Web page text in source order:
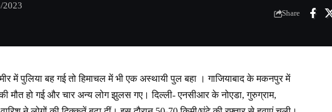
2023
Share
में पुलिया बह गई तो हिमाचल में भी एक अस्थायी पुल बहा । गाजियाबाद के मकनपुर में
मौत हो गई और चार अन्य लोग झुलस गए। दिल्ली- एनसीआर के नोएडा, गुरुग्राम,